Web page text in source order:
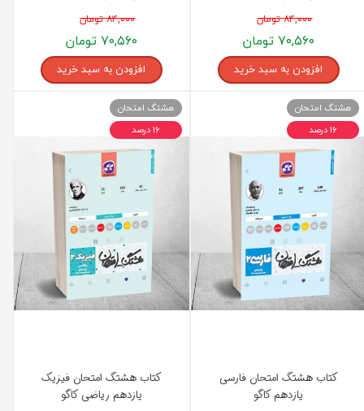
۸۴,۰۰۰ تومان
۷۰,۵۶۰ تومان
افزودن به سبد خرید
۸۴,۰۰۰ تومان
۷۰,۵۶۰ تومان
افزودن به سبد خرید
کتاب هشتگ امتحان فارسی
یازدهم کاگو
هشتگ امتحان
۱۶ درصد
کتاب هشتگ امتحان فیزیک
یازدهم ریاضی کاگو
هشتگ امتحان
۱۶ درصد